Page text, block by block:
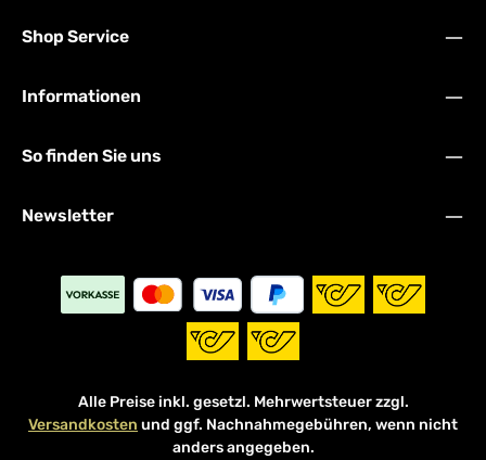
Shop Service
Informationen
So finden Sie uns
Newsletter
Alle Preise inkl. gesetzl. Mehrwertsteuer zzgl.
Versandkosten und ggf. Nachnahmegebühren, wenn nicht
anders angegeben.